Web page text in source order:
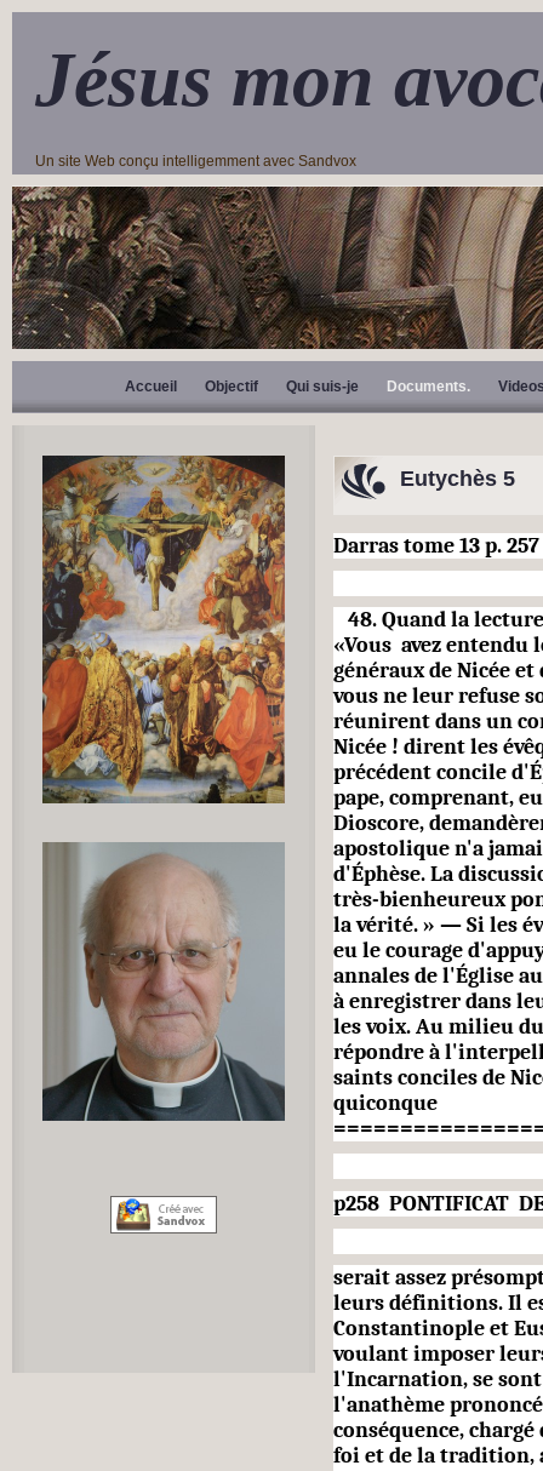
Jésus mon
Un site Web conçu intelligemment avec Sandvox
Accueil Objectif Qui suis-je Documents.
Eutychès 5
Darras tome 13 p. 257
48. Quand la
«Vous avez entendu
généraux de Nicée
vous ne leur refuse
réunirent dans un
Nicée ! dirent les
précédent concile
pape, comprenant,
Dioscore,
apostolique n'a
d'Éphèse. La
très-bienheureux
la vérité. » — Si les
eu le courage
annales de l'Église
à enregistrer dans
les voix. Au milieu
répondre à
saints conciles de
quiconque
p258 PONTIFICAT
serait assez
leurs dé­finitions. Il
Constantinople et
voulant imposer
l'Incarnation, se sont
l'anathème prononcé
conséquence,
foi et de la tradition,